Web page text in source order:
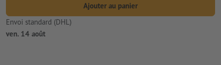
Ajouter au panier
Envoi standard (DHL)
ven. 14 août